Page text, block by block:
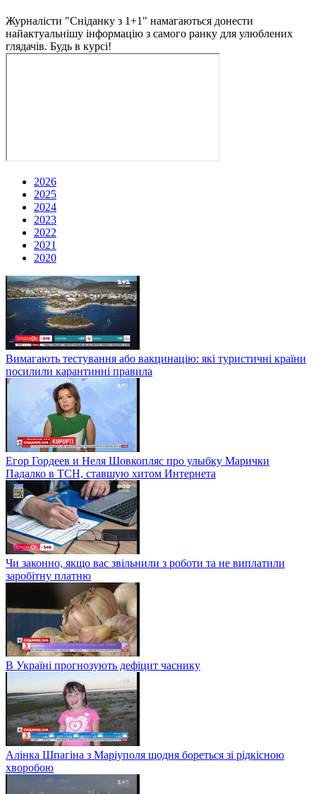
Журналісти "Сніданку з 1+1" намагаються донести
найактуальнішу інформацію з самого ранку для улюблених
глядачів. Будь в курсі!
2026
2025
2024
2023
2022
2021
2020
Вимагають тестування або вакцинацію: які туристичні країни
посилили карантинні правила
Егор Гордеев и Неля Шовкопляс про улыбку Марички
Падалко в ТСН, ставшую хитом Интернета
Чи законно, якщо вас звільнили з роботи та не виплатили
заробітну платню
В Україні прогнозують дефіцит часнику
Алінка Шпагіна з Маріуполя щодня бореться зі рідкісною
хворобою